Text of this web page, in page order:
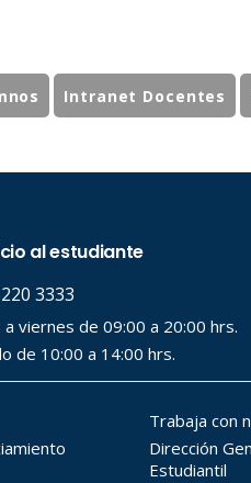
Intranet Docentes